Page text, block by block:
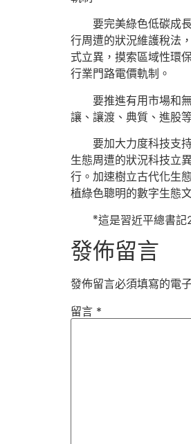
要完美綠色低碳成
行周遭的狀況維護稅法
式立異，摸索區域性環
行業門路電價軌制。
要推進有用市場和
讓、讓渡、典質、進股
要加大力度科技支
生態周遭的狀況科技立
行。加速樹立古代化生
植綠色聰明的數字生態
※這是習近平總書記
發佈留言
發佈留言必須填寫的電
留言 *